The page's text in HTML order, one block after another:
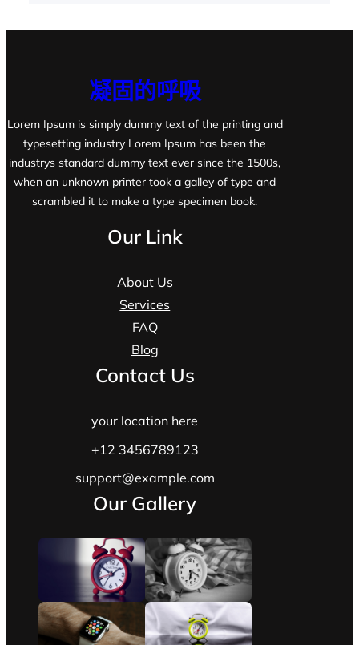
凝固的呼吸
Lorem Ipsum is simply dummy text of the printing and
typesetting industry Lorem Ipsum has been the
industrys standard dummy text ever since the 1500s,
when an unknown printer took a galley of type and
scrambled it to make a type specimen book.
Our Link
About Us
Services
FAQ
Blog
Contact Us
your location here
+12 3456789123
support@example.com
Our Gallery